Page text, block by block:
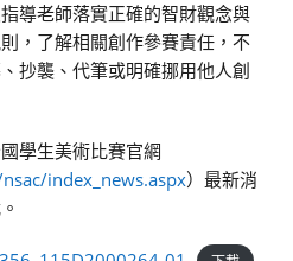
導老師落實正確的智財觀念與
，了解相關創作參賽責任，不
抄襲、代筆或明確挪用他人創
學生美術比賽官網
index_news.aspx）最新消